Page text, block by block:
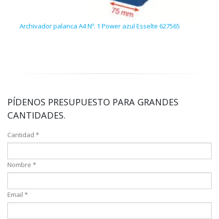
Archivador palanca A4 Nº. 1 Power azul Esselte 627565
PÍDENOS PRESUPUESTO PARA GRANDES
CANTIDADES.
Cantidad *
Nombre *
Email *